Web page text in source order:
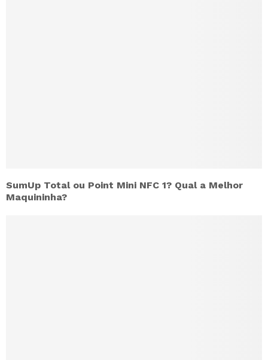
SumUp Total ou Point Mini NFC 1? Qual a Melhor
Maquininha?